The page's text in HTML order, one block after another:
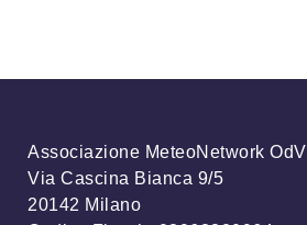
Associazione MeteoNetwork OdV
Via Cascina Bianca 9/5
20142 Milano